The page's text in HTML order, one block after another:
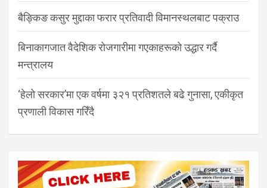
बैङ्किङ कसुर मुद्दाका फरार प्रतिवादी विमानस्थलबाट पक्राउ
बिनाकागजात वैदेशिक रोजगारीमा गएकाहरूको उद्धार गर्दै
मन्त्रालय
‘हेलो सरकार’मा एक वर्षमा ३२१ प्रतिशतले बढे गुनासा, एकीकृत
प्रणाली विकास गरिँदै